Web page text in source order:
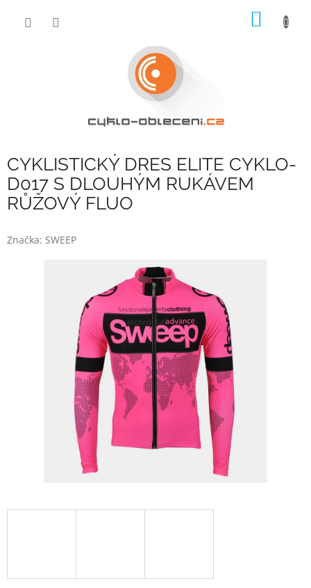
CYKLISTICKÝ DRES ELITE CYKLO-
D017 S DLOUHÝM RUKÁVEM
RŮŽOVÝ FLUO
Značka: SWEEP